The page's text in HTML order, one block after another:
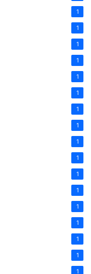
1
1
1
1
1
1
1
1
1
1
1
1
1
1
1
1
1